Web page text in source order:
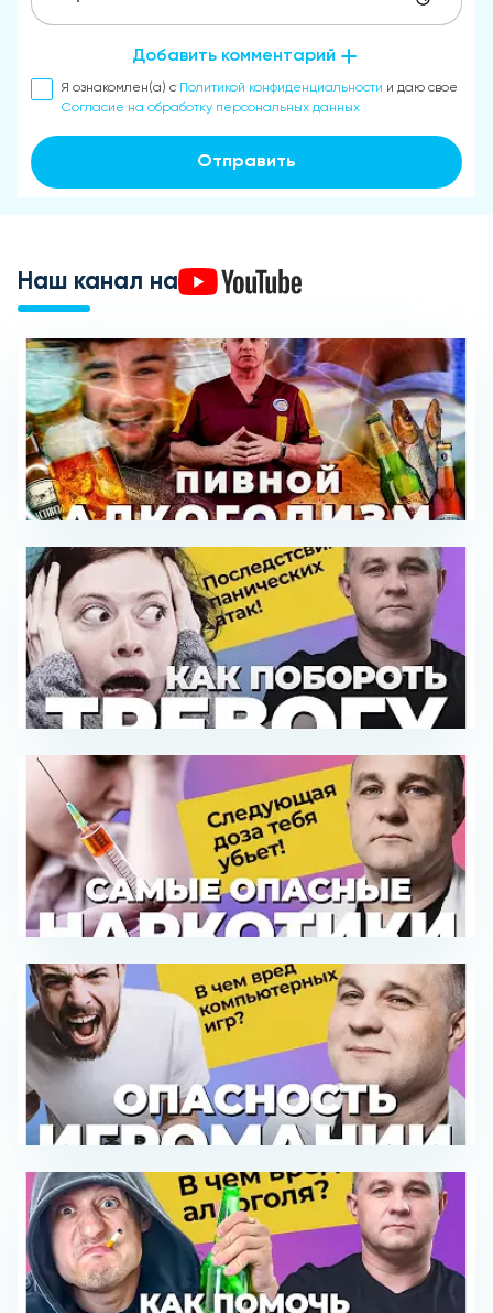
Добавить комментарий
Я ознакомлен(а) с Политикой конфиденциальности и даю свое
Согласие на обработку персональных данных
Отправить
Наш канал на